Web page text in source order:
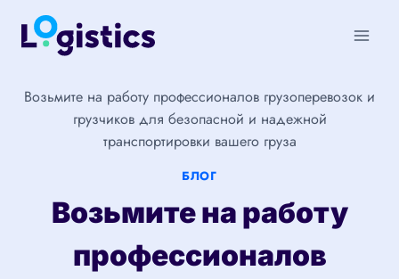
Перейти
Возьмите на работу профессионалов грузоперевозок и
грузчиков для безопасной и надежной
транспортировки вашего груза
БЛОГ
Возьмите на работу
профессионалов